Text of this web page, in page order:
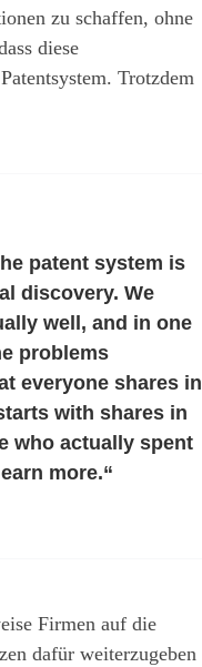
zu schaffen, ohne
diese
Trotzdem
patent system is
discovery. We
well, and in one
problems
everyone shares in
with shares in
who actually spent
more.“
Firmen auf die
dafür weiterzugeben